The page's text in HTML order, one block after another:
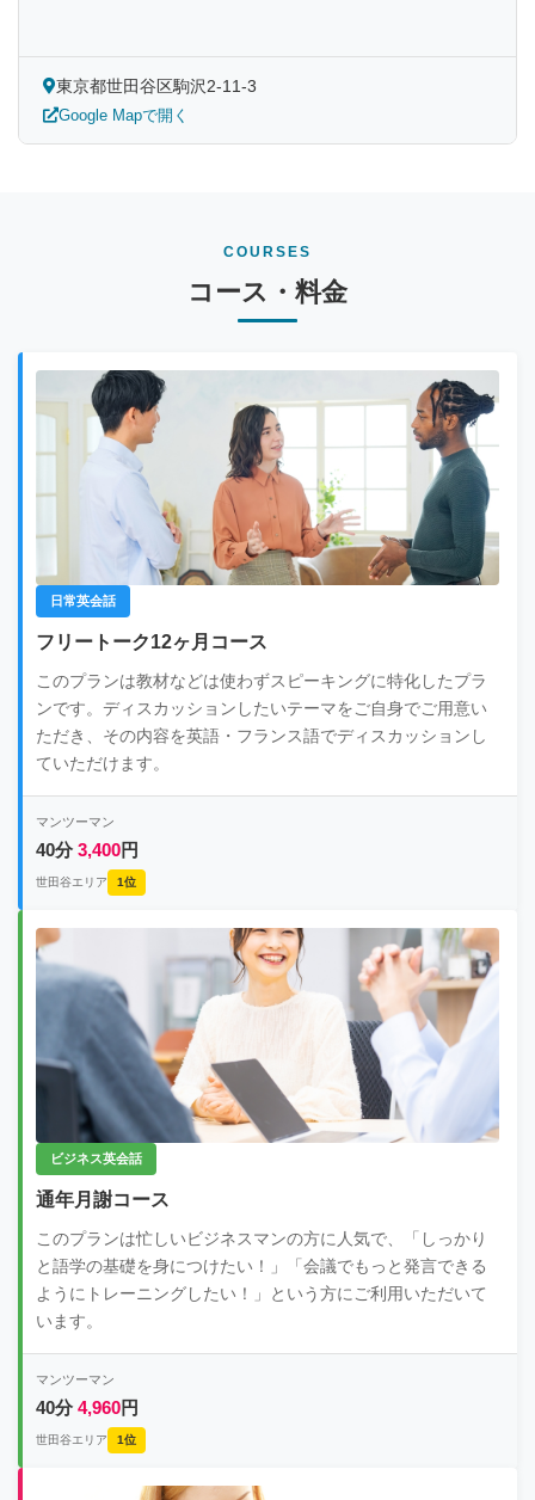
東京都世田谷区駒沢2-11-3
Google Mapで開く
COURSES
コース・料金
日常英会話
フリートーク12ヶ月コース
このプランは教材などは使わずスピーキングに特化したプラ
ンです。ディスカッションしたいテーマをご自身でご用意い
ただき、その内容を英語・フランス語でディスカッションし
ていただけます。
マンツーマン
40分3,400円
世田谷エリア 1位
ビジネス英会話
通年月謝コース
このプランは忙しいビジネスマンの方に人気で、「しっかり
と語学の基礎を身につけたい！」「会議でもっと発言できる
ようにトレーニングしたい！」という方にご利用いただいて
います。
マンツーマン
40分4,960円
世田谷エリア 1位